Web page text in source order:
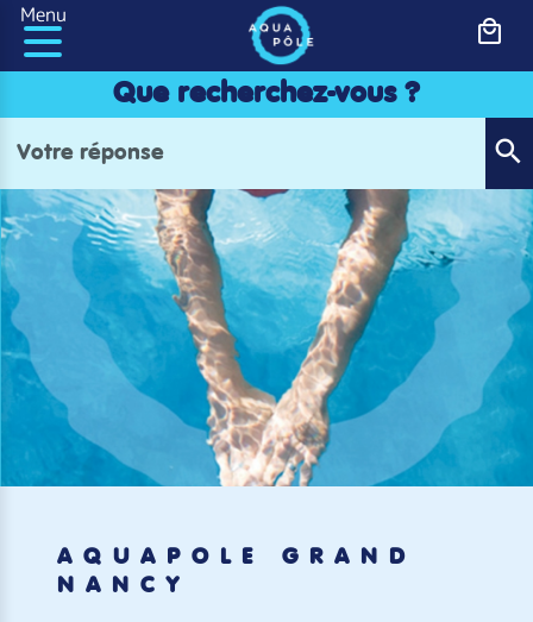
Panneau de gestion des cookies
Menu
Que recherchez-vous ?
AQUAPÔLE GRAND
NANCY